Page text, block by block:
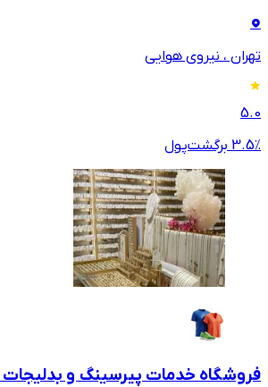
تهران ، نیروی هوایی
5.0
3.5٪ برگشت‌پول
فروشگاه خدمات پیرسینگ و بدلیجات